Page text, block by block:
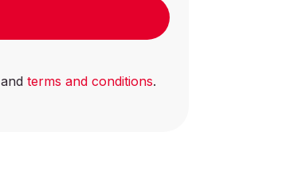
andterms and conditions.